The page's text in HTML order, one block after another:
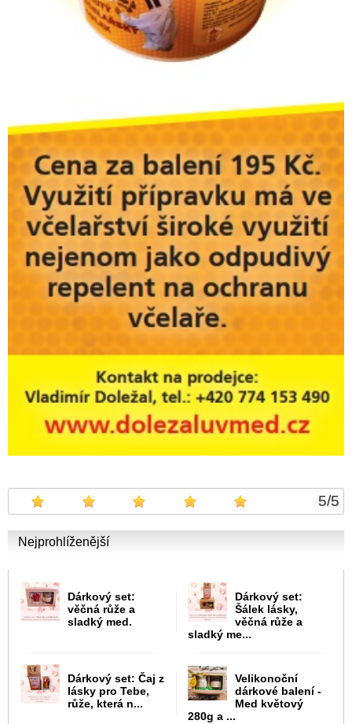
5/5
Nejprohlíženější
Dárkový set:
věčná růže a
sladký med.
Dárkový set:
Šálek lásky,
věčná růže a
sladký me...
Dárkový set: Čaj z
lásky pro Tebe,
růže, která n...
Velikonoční
dárkové balení -
Med květový
280g a ...